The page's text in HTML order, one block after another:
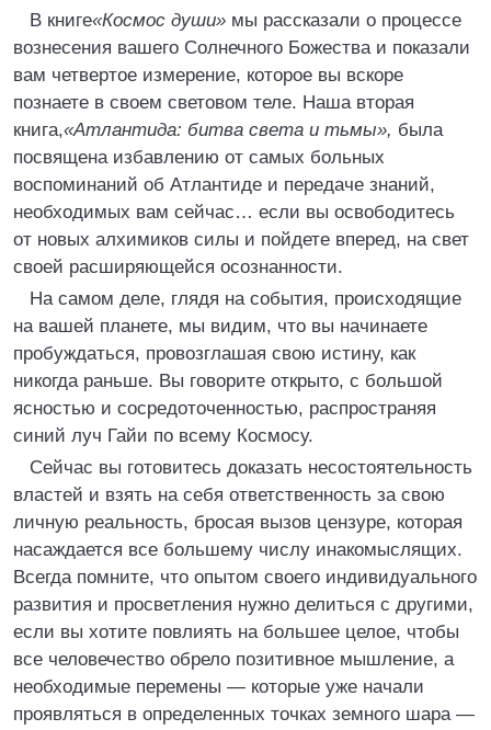
В книге«Космос души» мы рассказали о процессе
вознесения вашего Солнечного Божества и показали
вам четвертое измерение, которое вы вскоре
познаете в своем световом теле. Наша вторая
книга,«Атлантида: битва света и тьмы», была
посвящена избавлению от самых больных
воспоминаний об Атлантиде и передаче знаний,
необходимых вам сейчас… если вы освободитесь
от новых алхимиков силы и пойдете вперед, на свет
своей расширяющейся осознанности.
На самом деле, глядя на события, происходящие
на вашей планете, мы видим, что вы начинаете
пробуждаться, провозглашая свою истину, как
никогда раньше. Вы говорите открыто, с большой
ясностью и сосредоточенностью, распространяя
синий луч Гайи по всему Космосу.
Сейчас вы готовитесь доказать несостоятельность
властей и взять на себя ответственность за свою
личную реальность, бросая вызов цензуре, которая
насаждается все большему числу инакомыслящих.
Всегда помните, что опытом своего индивидуального
развития и просветления нужно делиться с другими,
если вы хотите повлиять на большее целое, чтобы
все человечество обрело позитивное мышление, а
необходимые перемены — которые уже начали
проявляться в определенных точках земного шара —